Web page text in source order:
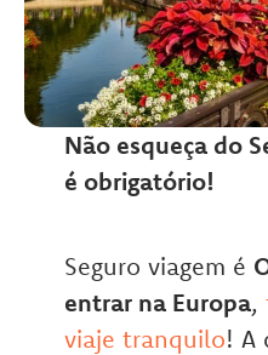
Não esqueça do
é obrigatório!
Seguro viagem é
entrar na Europa,
viaje tranquilo! A